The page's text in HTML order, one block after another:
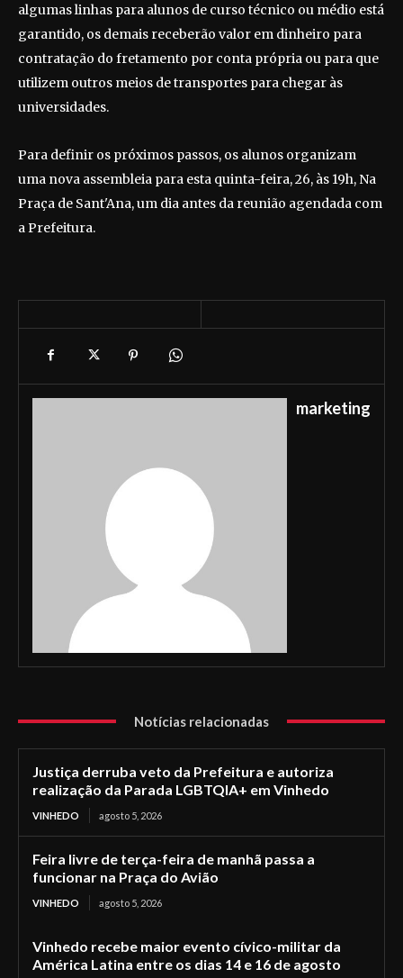
algumas linhas para alunos de curso técnico ou médio está
garantido, os demais receberão valor em dinheiro para
contratação do fretamento por conta própria ou para que
utilizem outros meios de transportes para chegar às
universidades.
Para definir os próximos passos, os alunos organizam
uma nova assembleia para esta quinta-feira, 26, às 19h, Na
Praça de Sant'Ana, um dia antes da reunião agendada com
a Prefeitura.
marketing
Notícias relacionadas
Justiça derruba veto da Prefeitura e autoriza
realização da Parada LGBTQIA+ em Vinhedo
VINHEDO agosto 5, 2026
Feira livre de terça-feira de manhã passa a
funcionar na Praça do Avião
VINHEDO agosto 5, 2026
Vinhedo recebe maior evento cívico-militar da
América Latina entre os dias 14 e 16 de agosto